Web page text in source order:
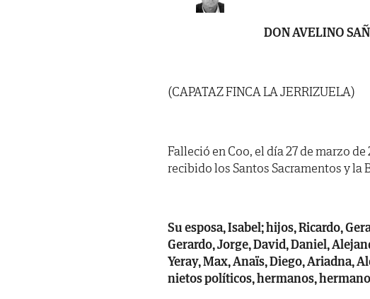
DON AVELINO
(CAPATAZ FINCA LA JERRIZUELA)
Falleció en Coo, el día 27 de marzo
recibido los Santos Sacramentos y la
Su esposa, Isabel; hijos, Ricardo,
Gerardo, Jorge, David, Daniel,
Yeray, Max, Anaïs, Diego, Ariadna,
nietos políticos, hermanos,